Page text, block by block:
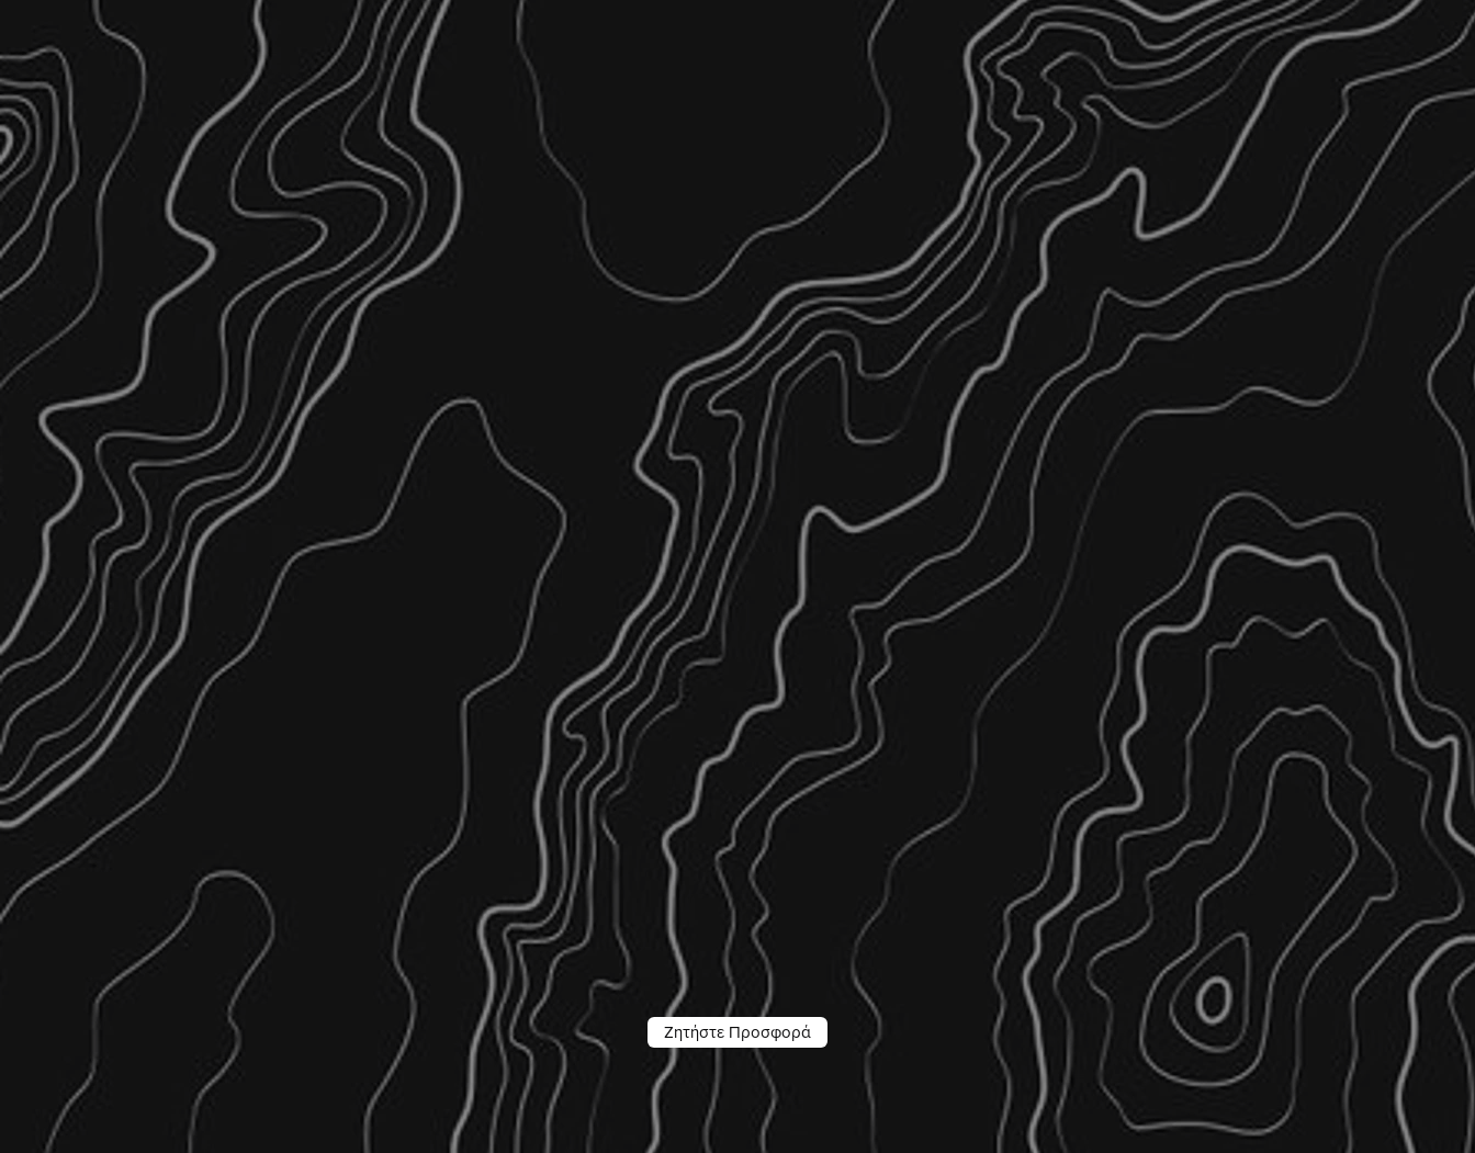
Μελέτες
Τοπογραφίας
Αποτυπώσεις
Επιμετρήσεις – Εμβαδομετρήσεις – Ογκομετρήσεις
Ίδρυση Τριγωνομετρικού Δικτύου - Τριγωνισμοί
Ανίχνευση – Παρακολούθηση Μικρομετακινήσεων
Καθορισμός Αιγιαλού & Παραλίας
Οριοθέτηση Ρέματος
Υψομετρικές Μελέτες – Χωροσταθμήσεις
Δημιουργία Ψηφιακού Μοντέλου Εδάφους (ισοϋψείς)
Αστικές και αγροτικές τοπογραφικές μελέτες
Διορθωτικές Πράξεις Εφαρμογής (τροποποιήσεις – ενστάσεις)
Υδραυλικές
Οδοποιίας
Μηκοτομές – Διατομές
Σήμανση – Οδική Ασφάλεια
Αγροτική Οδοποιία
Σχεδιασμός Ισόπεδων Κόμβων
Μελέτες Φωτεινής Σηματοδότησης
Διεξαγωγή & Επεξεργασία Κυκλοφοριακών Μετρήσεων & Ερευνών
Κυκλοφοριακές Συνδέσεις
Ζητήστε Προσφορά